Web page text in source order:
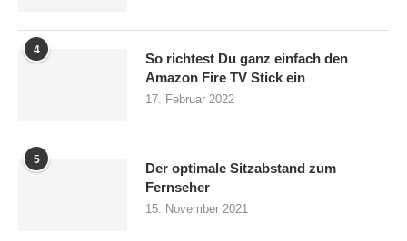
4
So richtest Du ganz einfach den
Amazon Fire TV Stick ein
17. Februar 2022
5
Der optimale Sitzabstand zum
Fernseher
15. November 2021